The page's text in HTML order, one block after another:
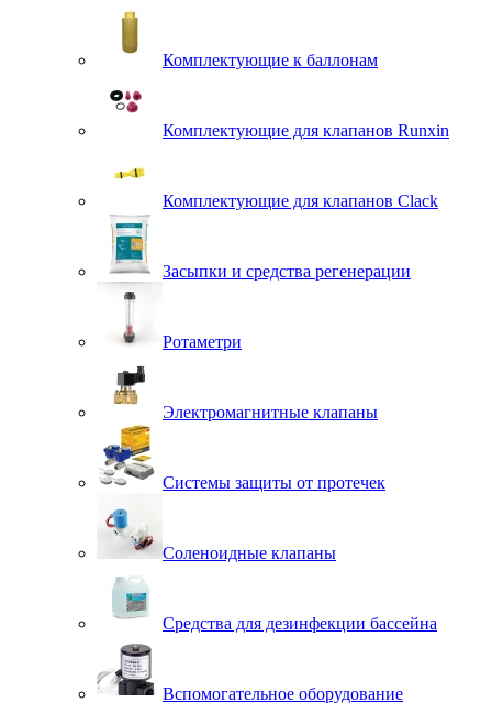
Комплектующие к баллонам
Комплектующие для клапанов Runxin
Комплектующие для клапанов Clack
Засыпки и средства регенерации
Ротаметри
Электромагнитные клапаны
Системы защиты от протечек
Соленоидные клапаны
Средства для дезинфекции бассейна
Вспомогательное оборудование